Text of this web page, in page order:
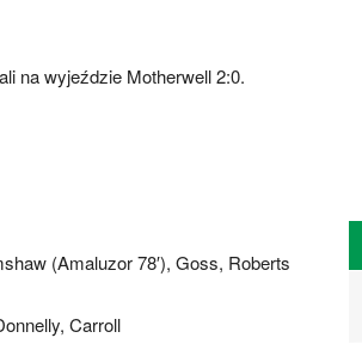
na wyjeździe Motherwell 2:0.
(Amaluzor 78′), Goss, Roberts
Carroll